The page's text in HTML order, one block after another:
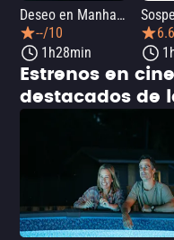
Deseo en Manhattan
--/10
1h28min
Estrenos en
destacados de